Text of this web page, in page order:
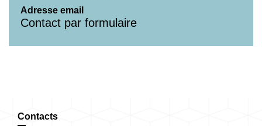
Adresse email
Contact par formulaire
Contacts